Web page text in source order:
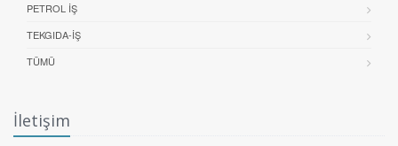
PETROL İŞ
TEKGIDA-İŞ
TÜMÜ
İletişim